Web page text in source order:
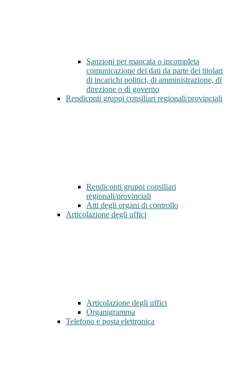
Sanzioni per mancata o incompleta
comunicazione dei dati da parte dei titolari
di incarichi politici, di amministrazione, di
direzione o di governo
Rendiconti gruppi consiliari regionali/provinciali
Rendiconti gruppi consiliari
regionali/provinciali
Atti degli organi di controllo
Articolazione degli uffici
Articolazione degli uffici
Organigramma
Telefono e posta elettronica